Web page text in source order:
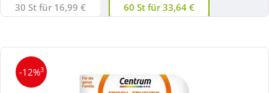
30 St für 16,99 € 60 St für 33,64 €
-12%3